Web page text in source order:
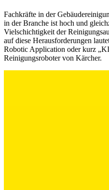
Fachkräfte in der
in der Branche ist hoch und
Vielschichtigkeit der
auf diese Herausforderungen
Robotic Application oder kurz
Reinigungsroboter von Kärcher.